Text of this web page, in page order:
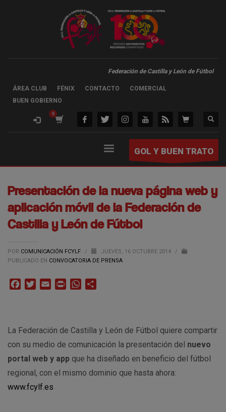
Federación de Castilla y León de Fútbol
ÁREA CLUB FÉNIX CONTACTO
COMERCIAL
BUEN GOBIERNO
GOL Y BUEN TRATO
Presentación de la nueva página web y
aplicación móvil de la Federación de
Castilla y León de Fútbol
POR COMUNICACIÓN FCYLF / JUEVES, 16 OCTUBRE 2014
/
PUBLICADO EN CONVOCATORIA DE PRENSA
FacebookTwitterEmail Print WhatsApp
La Federación de Castilla y León de Fútbol quiere compartir
con su medio de comunicación la presentación del nuevo
portal web y app que ha diseñado en beneficio del fútbol
regional, con el mismo dominio que hasta ahora:
www.fcylf.es